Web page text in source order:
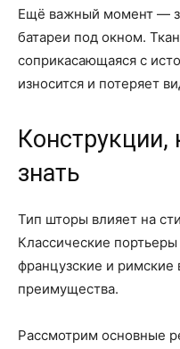
Ещё важный момент —
батареи под окном.
соприкасающаяся с
износится и потеряет
Конструкции,
знать
Тип шторы влияет на
Классические
французские и
преимущества.
Рассмотрим основные